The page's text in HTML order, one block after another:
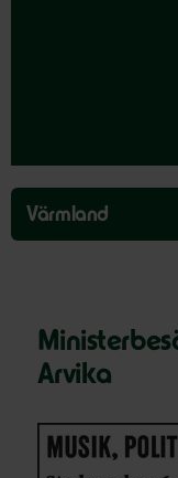
Hoppa
över
menyn
Värmland
Arvika